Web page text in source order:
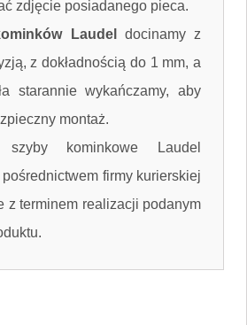
zdjęcie posiadanego pieca.
Laudel
docinamy z
z dokładnością do 1 mm, a
starannie wykańczamy, aby
montaż.
szyby kominkowe Laudel
pośrednictwem firmy kurierskiej
z terminem realizacji podanym